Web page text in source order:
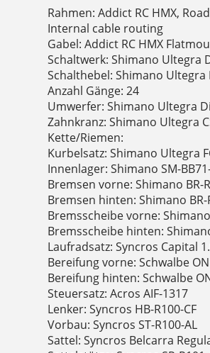
Rahmen: Addict RC HMX,
Internal cable routing
Gabel: Addict RC HMX
Schaltwerk: Shimano Ultegra
Schalthebel: Shimano Ultegra
Anzahl Gänge: 24
Umwerfer: Shimano Ultegra
Zahnkranz: Shimano Ultegra
Kette/Riemen:
Kurbelsatz: Shimano Ultegra
Innenlager: Shimano SM-
Bremsen vorne: Shimano BR-
Bremsen hinten: Shimano BR-
Bremsscheibe vorne:
Bremsscheibe hinten:
Laufradsatz: Syncros Capital
Bereifung vorne: Schwalbe
Bereifung hinten: Schwalbe
Steuersatz: Acros AIF-1317
Lenker: Syncros HB-R100-CF
Vorbau: Syncros ST-R100-AL
Sattel: Syncros Belcarra